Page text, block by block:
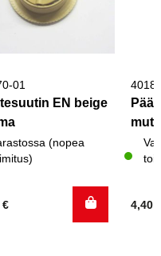
01
EN beige
(nopea
€ 4,40